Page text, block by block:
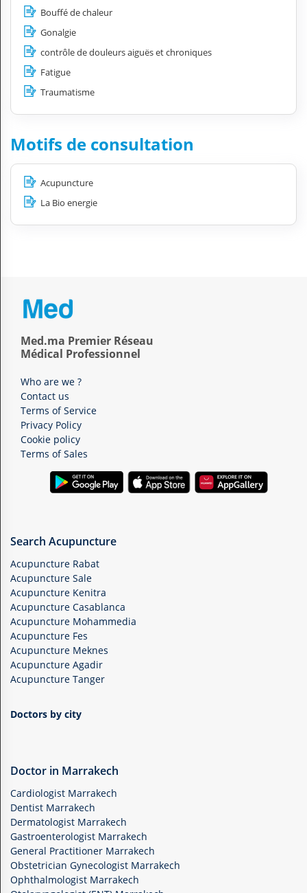
Bouffé de chaleur
Gonalgie
contrôle de douleurs aiguës et chroniques
Fatigue
Traumatisme
Motifs de consultation
Acupuncture
La Bio energie
Med.ma Premier Réseau
Médical Professionnel
Who are we ?
Contact us
Terms of Service
Privacy Policy
Cookie policy
Terms of Sales
Search Acupuncture
Acupuncture Rabat
Acupuncture Sale
Acupuncture Kenitra
Acupuncture Casablanca
Acupuncture Mohammedia
Acupuncture Fes
Acupuncture Meknes
Acupuncture Agadir
Acupuncture Tanger
Doctors by city
Doctor in Marrakech
Cardiologist Marrakech
Dentist Marrakech
Dermatologist Marrakech
Gastroenterologist Marrakech
General Practitioner Marrakech
Obstetrician Gynecologist Marrakech
Ophthalmologist Marrakech